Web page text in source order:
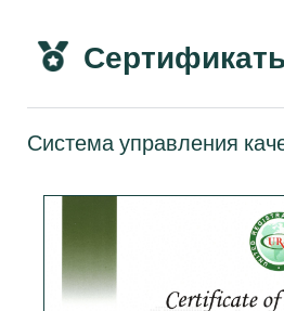
Система управления